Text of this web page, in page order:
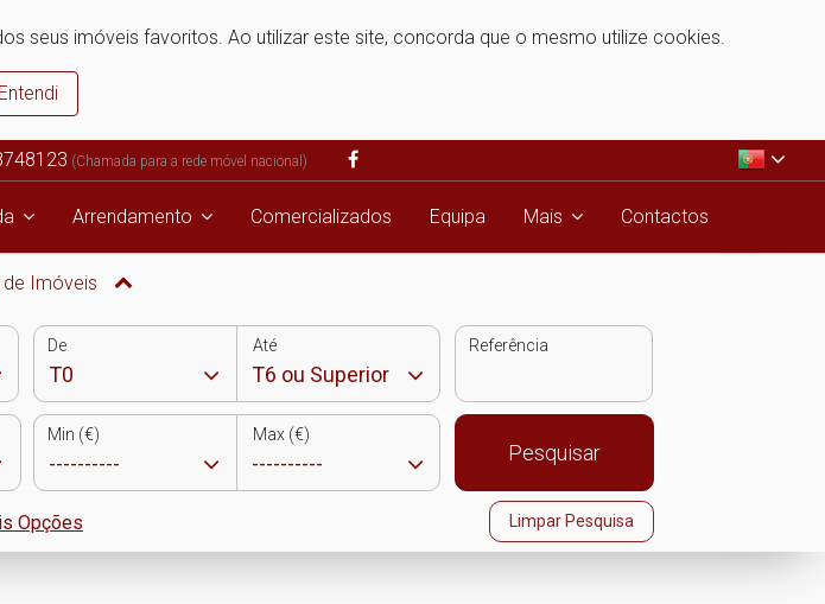
seus imóveis favoritos. Ao utilizar este site, concorda que o mesmo utilize cookies.
Entendi
(Chamada para a rede móvel nacional)
Arrendamento Comercializados Equipa Mais Contactos
de Imóveis
De Até Referência
Min (€) Max (€)
Pesquisar
Opções Limpar Pesquisa